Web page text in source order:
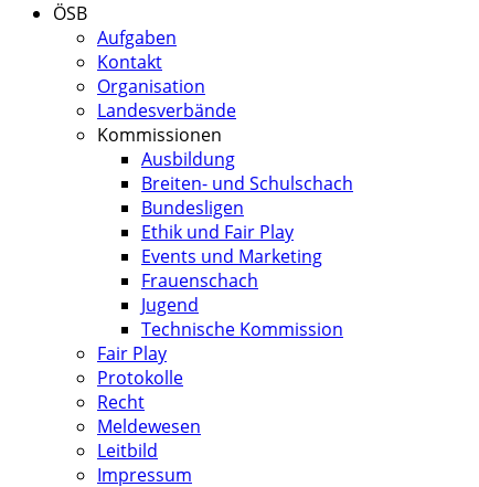
ÖSB
Aufgaben
Kontakt
Organisation
Landesverbände
Kommissionen
Ausbildung
Breiten- und Schulschach
Bundesligen
Ethik und Fair Play
Events und Marketing
Frauenschach
Jugend
Technische Kommission
Fair Play
Protokolle
Recht
Meldewesen
Leitbild
Impressum